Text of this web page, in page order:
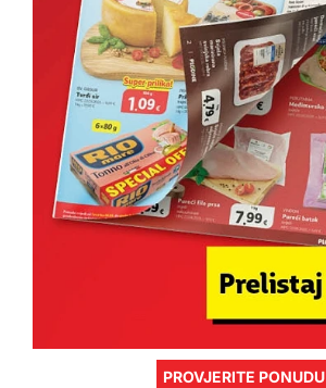
PROVJERITE PONUDU